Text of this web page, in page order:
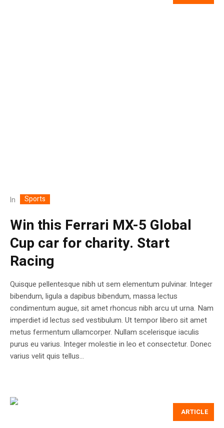
In Sports
Win this Ferrari MX-5 Global
Cup car for charity. Start
Racing
Quisque pellentesque nibh ut sem elementum pulvinar. Integer
bibendum, ligula a dapibus bibendum, massa lectus
condimentum augue, sit amet rhoncus nibh arcu ut urna. Nam
imperdiet id lectus sed vestibulum. Ut tempor libero sit amet
metus fermentum ullamcorper. Nullam scelerisque iaculis
purus eu varius. Integer molestie in leo et consectetur. Donec
varius velit quis tellus...
ARTICLE